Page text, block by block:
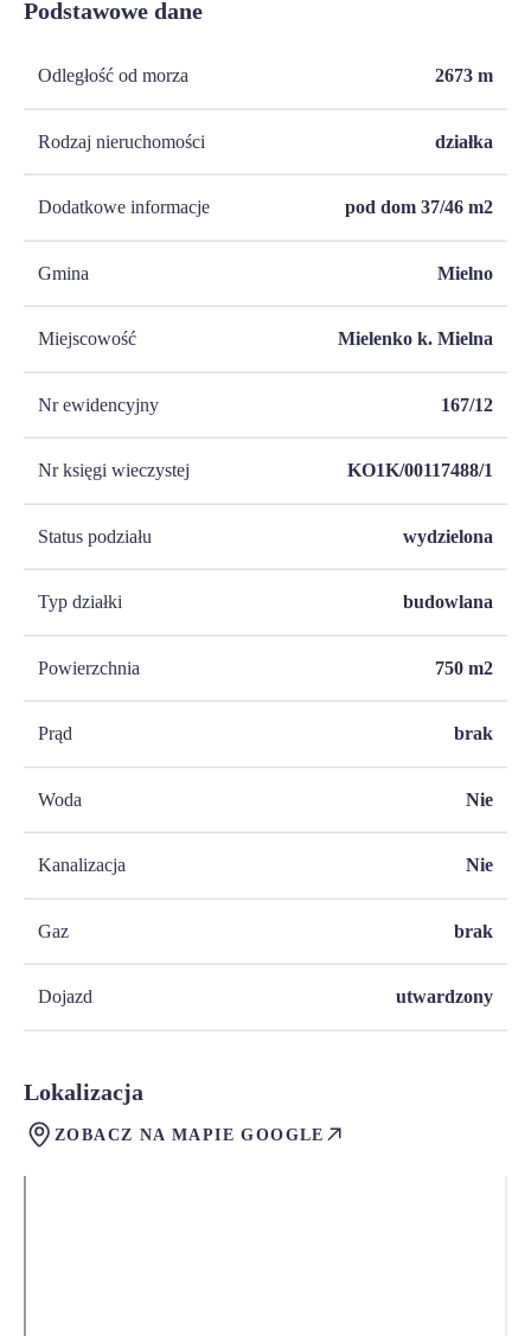
Podstawowe dane
Odległość od morza 2673 m
Rodzaj nieruchomości działka
Dodatkowe informacje pod dom 37/46 m2
Gmina Mielno
Miejscowość Mielenko k. Mielna
Nr ewidencyjny 167/12
Nr księgi wieczystej KO1K/00117488/1
Status podziału wydzielona
Typ działki budowlana
Powierzchnia 750 m2
Prąd brak
Woda Nie
Kanalizacja Nie
Gaz brak
Dojazd utwardzony
Lokalizacja
ZOBACZ NA MAPIE GOOGLE